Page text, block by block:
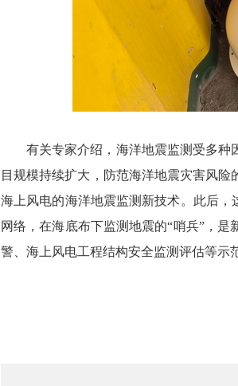
有关专家介绍，海洋地震监测受多
目规模持续扩大，防范海洋地震灾害风
海上风电的海洋地震监测新技术。此后
网络，在海底布下监测地震的“哨兵”，
警、海上风电工程结构安全监测评估等示